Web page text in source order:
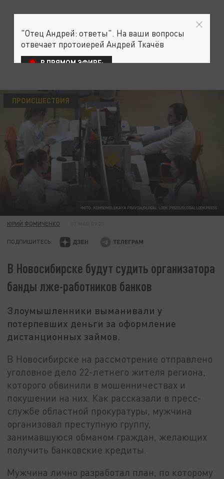
ФОТО: KOMSOMOLSKAYA PRAVDA/GLOBAL LOOK PRESS/GLOBALLOOKPRESS
ПРОИСШЕСТВИЯ
ЮРИЙ ФОМИЧЕНКО
ПОДПИШИТЕСЬ:
В Новосибирске будут судить организатора
банды лже-работников банков
Злоумышленники выманивали у
потерпевших деньги за оформление
дистанционных займов.
В Новосибирске на рассмотрение отправлено
уголовное дело 22-летнего жителя региона,
которого обвинили в мошенничествах и
покушении на них. Как рассказали в пресс-
службе областной прокуратуры, мужчина
организовал преступную группу,
занимавшуюся обманом граждан, желающих
получить банковские кредиты.
Мужчина лично разработал план, по которому
"Отец Андрей: ответы". На ваши вопросы
отвечает протоиерей Андрей Ткачёв
В ПРЯМОМ ЭФИРЕ: